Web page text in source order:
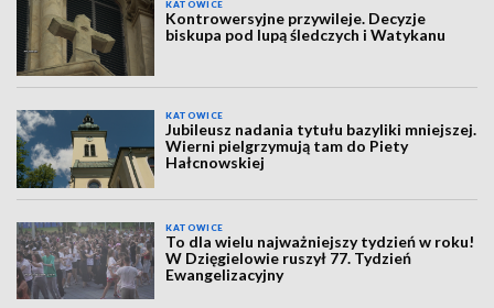
KATOWICE
Kontrowersyjne przywileje. Decyzje
biskupa pod lupą śledczych i Watykanu
KATOWICE
Jubileusz nadania tytułu bazyliki mniejszej.
Wierni pielgrzymują tam do Piety
Hałcnowskiej
KATOWICE
To dla wielu najważniejszy tydzień w roku!
W Dzięgielowie ruszył 77. Tydzień
Ewangelizacyjny